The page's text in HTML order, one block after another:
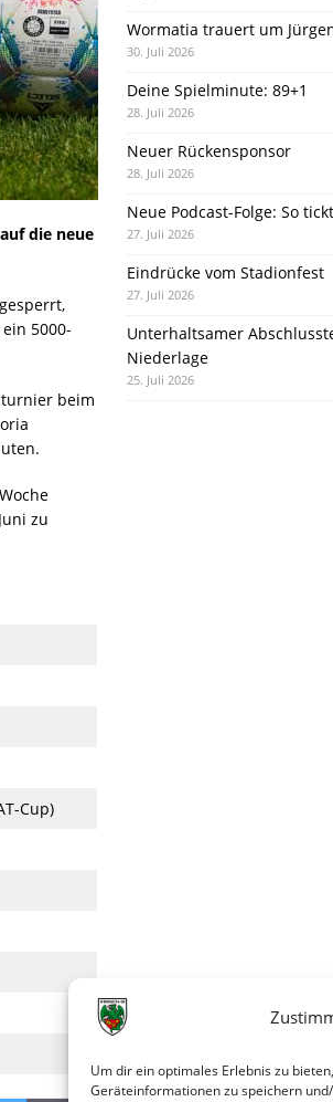
Um dir ein optimales Erlebnis zu
Geräteinformationen zu speichern
die neue
5000-
beim
zu
Cup)
Wormatia trauert um
30. Juli 2026
Deine Spielminute: 89+1
28. Juli 2026
Neuer Rückensponsor
28. Juli 2026
Neue Podcast-Folge: So
27. Juli 2026
Eindrücke vom Stadionfest
27. Juli 2026
Unterhaltsamer
Niederlage
25. Juli 2026